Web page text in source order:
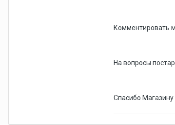
Комментировать
На вопросы
Спасибо Магазину